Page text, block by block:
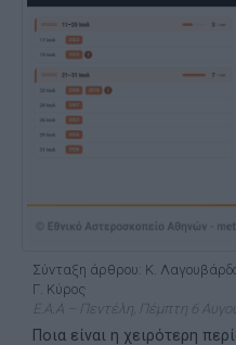
Σύνταξη άρθρου: Κ.
Γ. Κύρος
Ε.Α.Α – Πεντέλη, Πέμπτη 6
Ποια είναι η χειρότερη